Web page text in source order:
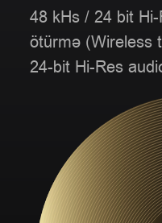
48 kHs / 24 bit
ötürmə (Wireless
24-bit Hi-Res